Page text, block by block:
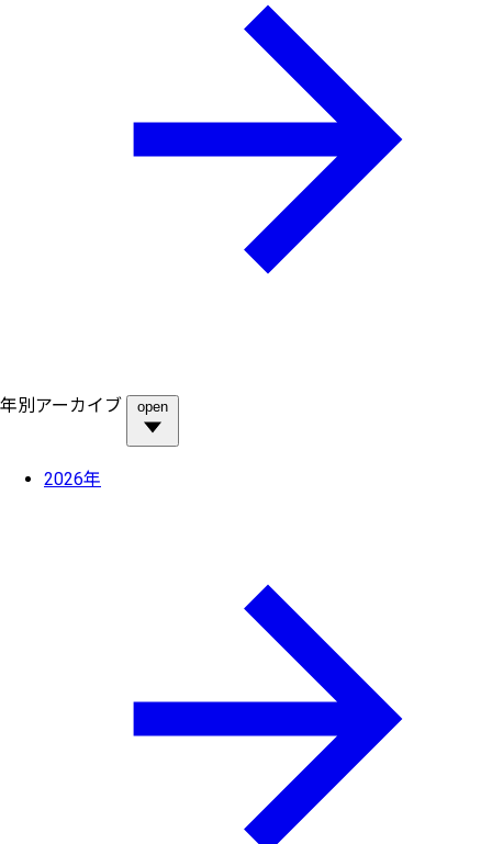
年別アーカイブ open
2026年